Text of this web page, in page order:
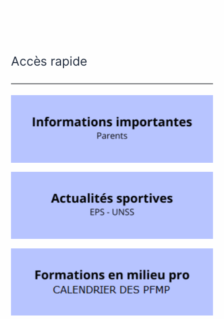
Accès rapide